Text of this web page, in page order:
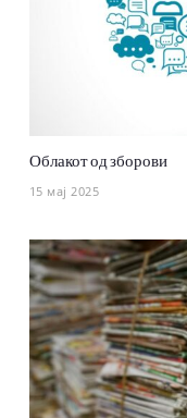
Облакот од зборови
15 мај 2025